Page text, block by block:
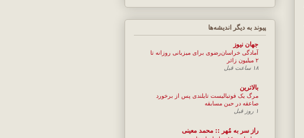
پيوند به ديگر انديشه‌ها
جهان نيوز
آمادگی خراسان‌رضوی برای میزبانی روزانه تا
۲ میلیون زائر
۱۸ ساعت قبل
بالاترین
مرگ یک فوتبالیست تایلندی پس از برخورد
صاعقه در حین مسابقه
۱ روز قبل
راز سر به مُهر :: محمد معینی